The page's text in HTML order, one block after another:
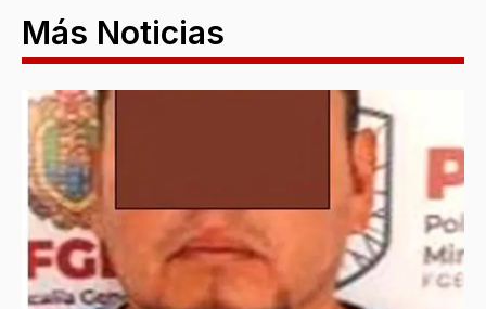
Más Noticias